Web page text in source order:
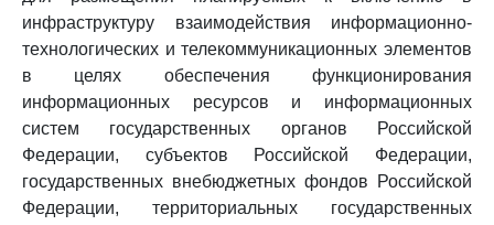
инфраструктуру взаимодействия информационно-
технологических и телекоммуникационных элементов
в целях обеспечения функционирования
информационных ресурсов и информационных
систем государственных органов Российской
Федерации, субъектов Российской Федерации,
государственных внебюджетных фондов Российской
Федерации, территориальных государственных